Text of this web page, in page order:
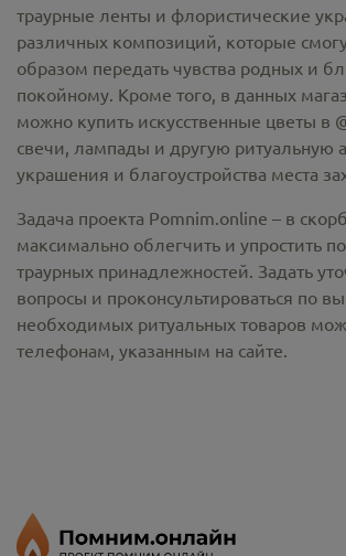
траурные ленты и флористические
различных композиций, которые
образом передать чувства родных и
покойному. Кроме того, в данных
можно купить искусственные цветы в
свечи, лампады и другую ритуальную
украшения и благоустройства места
Задача проекта Pomnim.online – в
максимально облегчить и упростить
траурных принадлежностей. Задать
вопросы и проконсультироваться по
необходимых ритуальных товаров
телефонам, указанным на сайте.